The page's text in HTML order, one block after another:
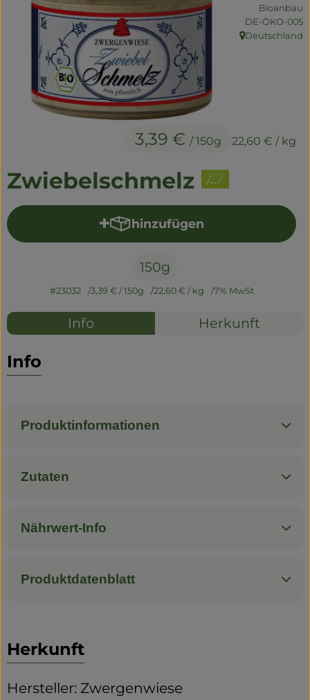
Naturwaren
Getränke
Non-Food
So geht's
Service
Zwiebelschmelz
3,39 € / 150g 22,60 € / kg
Bioanbau
, Kontrollstelle:
DE-ÖKO-005
, Herkunft:
Deutschland
hinzufügen
Produkt zum Warenkorb
150g
#23032 3,39 € / 150g 22,60 € / kg 7% MwSt
Info Herkunft
Info
Produktinformationen
Zutaten
Nährwert-Info
Produktdatenblatt
Herkunft
Hersteller: Zwergenwiese